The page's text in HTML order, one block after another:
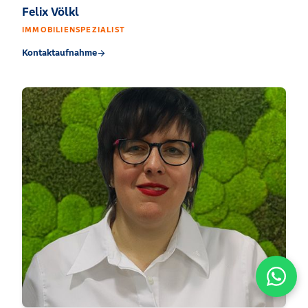
Felix Völkl
IMMOBILIENSPEZIALIST
Kontaktaufnahmearrow_forward